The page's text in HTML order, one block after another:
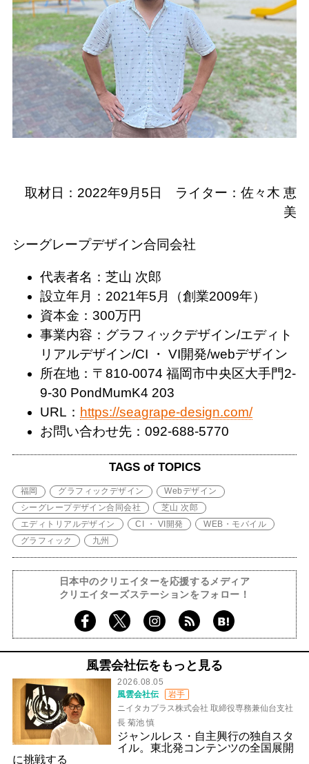
取材日：2022年9月5日 ライター：佐々木 恵
美
シーグレープデザイン合同会社
代表者名：芝山 次郎
設立年月：2021年5月（創業2009年）
資本金：300万円
事業内容：グラフィックデザイン/エディト
リアルデザイン/CI ・ VI開発/webデザイン
所在地：〒810-0074 福岡市中央区大手門2-
9-30 PondMumK4 203
URL： https://seagrape-design.com/
お問い合わせ先：092-688-5770
TAGS of TOPICS
福岡 グラフィックデザイン
Webデザイン
シーグレープデザイン合同会社
芝山 次郎
エディトリアルデザイン
CI ・ VI開発
WEB・モバイル
グラフィック
九州
日本中のクリエイターを応援するメディア
クリエイターズステーションをフォロー！
風雲会社伝をもっと見る
2026.08.05
風雲会社伝
岩手
ニイタカプラス株式会社 取締役専務兼仙台支社
長 菊池 慎
ジャンルレス・自主興行の独自スタ
イル。東北発コンテンツの全国展開
に挑戦する